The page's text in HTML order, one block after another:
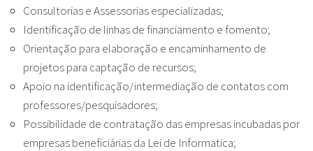
Consultorias e Assessorias especializadas;
Identificação de linhas de financiamento e fomento;
Orientação para elaboração e encaminhamento de
projetos para captação de recursos;
Apoio na identificação/intermediação de contatos com
professores/pesquisadores;
Possibilidade de contratação das empresas incubadas por
empresas beneficiárias da Lei de Informatica;